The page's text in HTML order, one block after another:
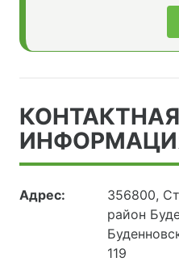
КОНТАКТНАЯ
Адрес:
356800,
район
119